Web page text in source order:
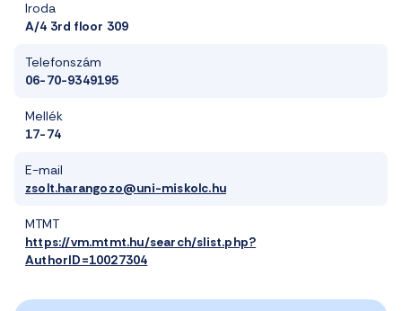
Iroda
A/4 3rd floor 309
Telefonszám
06-70-9349195
Mellék
17-74
E-mail
zsolt.harangozo@uni-miskolc.hu
MTMT
https://vm.mtmt.hu/search/slist.php?
AuthorID=10027304